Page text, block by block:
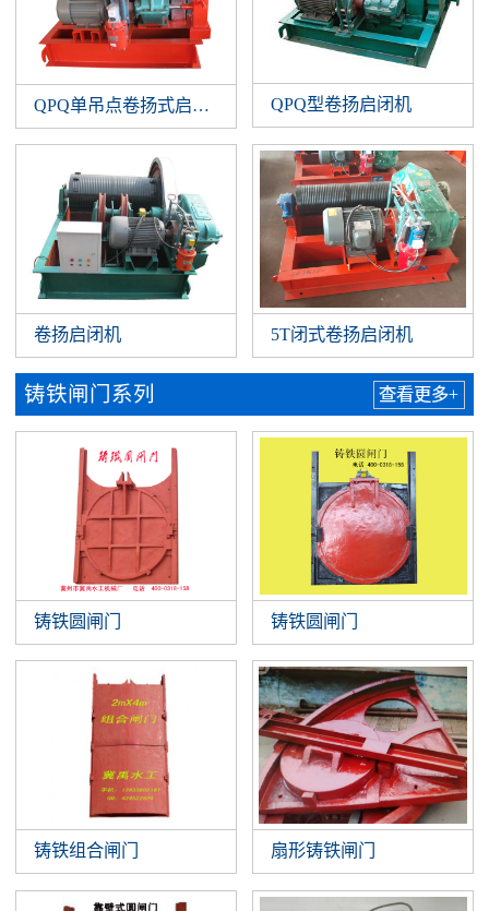
QPQ单吊点卷扬式启闭机 QPQ型卷扬启闭机
卷扬启闭机 5T闭式卷扬启闭机
铸铁闸门系列 查看更多+
铸铁圆闸门 铸铁圆闸门
铸铁组合闸门 扇形铸铁闸门